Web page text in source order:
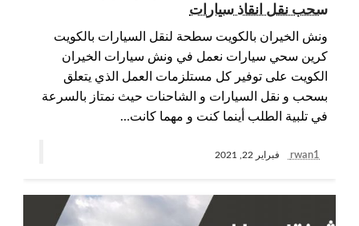
سحب نقل انقاذ سيارات
ونش الخيران بالكويت سطحة لنقل السيارات بالكويت
كرين سحي سيارات نعمل في ونش سيارات الخيران
الكويت على توفير كل مستلزمات العمل الذي يتعلق
بسحب و نقل السيارات و الشاحنات حيث نمتاز بالسرعة
في تلبية الطلب أينما كنت و مهما كانت…
rwan1 فبراير 22, 2021